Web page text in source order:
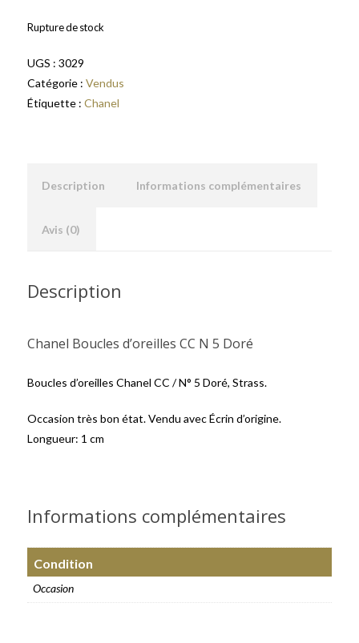
Rupture de stock
UGS : 3029
Catégorie : Vendus
Étiquette : Chanel
Description Informations complémentaires
Avis (0)
Description
Chanel Boucles d’oreilles CC N 5 Doré
Boucles d’oreilles Chanel CC / N° 5 Doré, Strass.
Occasion très bon état. Vendu avec Écrin d’origine.
Longueur: 1 cm
Informations complémentaires
Condition
Occasion